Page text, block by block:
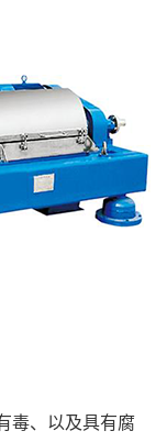
毒、以及具有腐